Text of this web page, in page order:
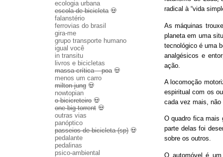
radical à “vida
As máquinas
planeta em uma
tecnológico é uma
analgésicos e
ação.
A locomoção
espiritual com os
cada vez mais,
O quadro fica mais
parte delas foi
sobre os outros.
O automóvel é
ecologia urbana
escola de bicicleta💀
falanstério
ferrovias do brasil
gira-me
grupo transporte humano
igual você
in transitu
livros e bicicletas
massa crítica – poa💀
menos um carro
milton jung 💀
nowtopian
o bicicreteiro 💀
one big torrent 💀
outras vias
panóptico
passeios de bicicleta (sp) 💀
pedalante
pedalinas
psico-ambiental